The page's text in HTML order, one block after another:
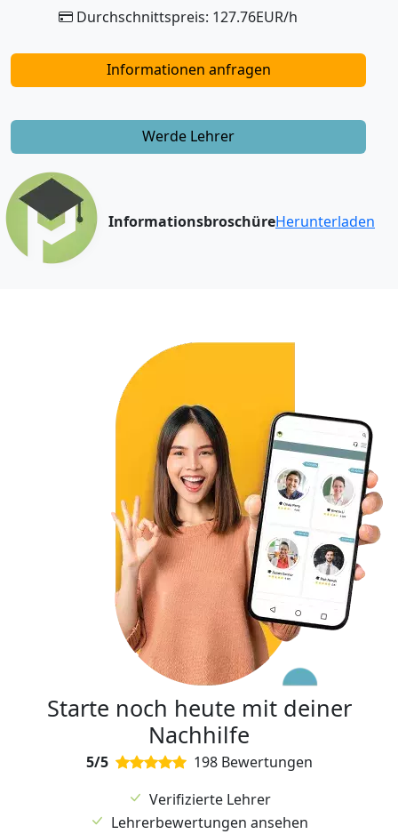
Durchschnittspreis: 127.76EUR/h
Informationen anfragen
Werde Lehrer
InformationsbroschüreHerunterladen
Starte noch heute mit deiner
Nachhilfe
5/5
198 Bewertungen
Verifizierte Lehrer
Lehrerbewertungen ansehen